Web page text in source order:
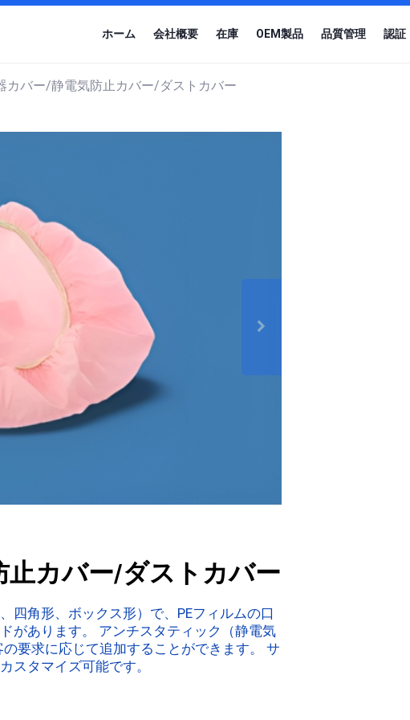
ホーム 会社概要 在庫 OEM製品 品質管理 認証
カバー/静電気防止カバー/ダストカバー
カバー/ダストカバー
四角形、ボックス形）で、PEフィルムの口
があります。 アンチスタティック（静電気
要求に応じて追加することができます。 サ
スタマイズ可能です。